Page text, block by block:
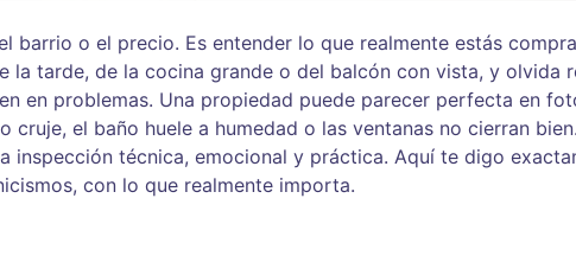
barrio o el precio. Es entender lo que realmente estás
la tarde, de la cocina grande o del balcón con vista, y olvida
en problemas. Una propiedad puede parecer perfecta en
cruje, el baño huele a humedad o las ventanas no cierran bien.
inspección técnica, emocional y práctica. Aquí te digo
con lo que realmente importa.